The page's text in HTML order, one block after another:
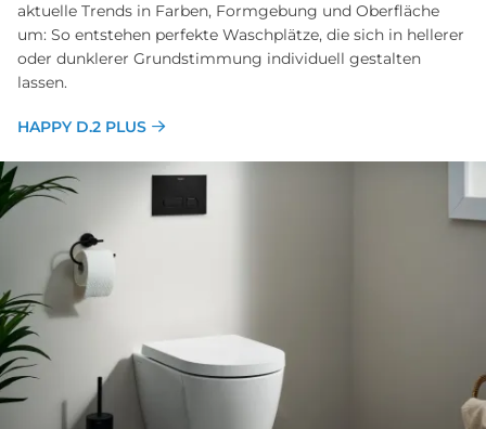
aktuelle Trends in Farben, Formgebung und Oberfläche
um: So entstehen perfekte Waschplätze, die sich in hellerer
oder dunklerer Grundstimmung individuell gestalten
lassen.
HAPPY D.2 PLUS